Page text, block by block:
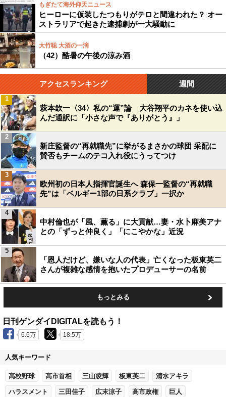
もぎたて海外仰天ニュース
ヒーローに仮装したつもりがテロと間違われた？ オー
ストラリアで起きた逮捕劇が一大騒動に
大竹聡 大酒の一滴
（42）酷暑の午後の涼み酒
アクセスランキング 週間
萩本欽一〈34〉私の“運”論 大谷翔平のカネを使い込
んだ通訳に「小さな声で『ありがとう』」
1
新庄監督の“再就職先”に挙がるまさかの球団 采配に
賛否もチームのテコ入れ役にうってつけ
2
欧州初の日本人指揮官誕生へ 森保一監督の“再就職
先”は「ベルギー1部の日系クラブ」一択か
3
中村倫也が「風、薫る」に大貢献…妻・水卜麻美アナ
との「ずっと仲良く」「にこやかな」近況
4
「恩人だけど、嫌いな人の代表」亡くなった板東英二
さんが複雑な感情を抱いたプロデューサーの名前
5
もっとみる
日刊ゲンダイDIGITALを読もう！
6.6万 18.5万
人気キーワード
高校野球 高市首相 三山凌輝 板東英二 清水アキラ
ハラスメント 三田佳子 広末涼子 高市政権 巨人